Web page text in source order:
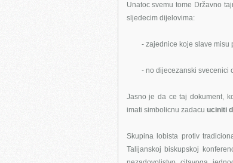
Unatoc svemu tome Državno
sljedecim dijelovima:
- zajednice koje slave misu
- no dijecezanski svecenici
Jasno je da ce taj dokument,
imati simbolicnu zadacu uciniti
Skupina lobista protiv
Talijanskoj biskupskoj